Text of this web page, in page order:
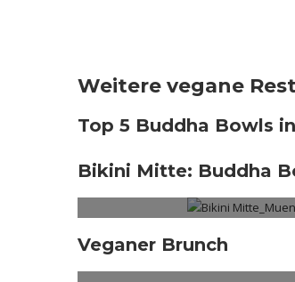
Weitere vegane
Top 5 Buddha Bowls
Bikini Mitte: Buddha
Veganer Brunch